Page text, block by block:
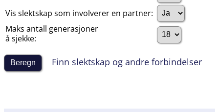
Vis slektskap som involverer en partner:
Maks antall generasjoner
å sjekke:
Finn slektskap og andre forbindelser